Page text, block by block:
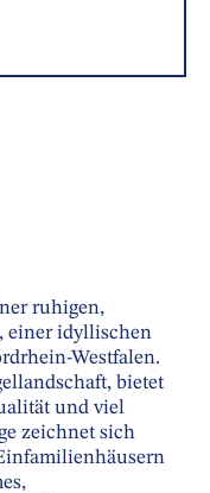
ruhigen,
einer idyllischen
Westfalen.
bietet
und viel
zeichnet sich